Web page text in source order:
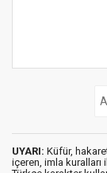
UYARI: Küfür,
içeren, imla kuralları